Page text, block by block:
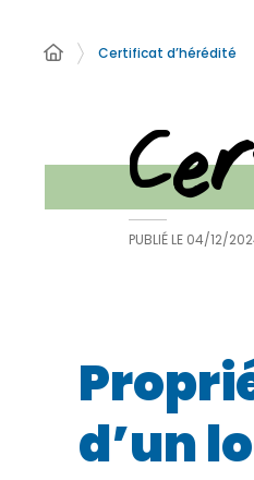
Certificat d’hérédité
PUBLIÉ LE 04/12/
d’un